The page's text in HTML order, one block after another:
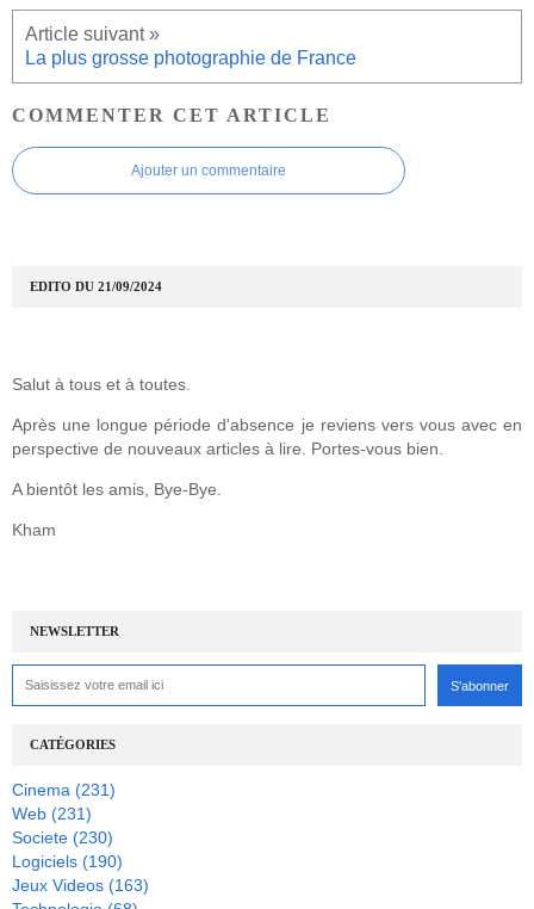
La plus grosse photographie de France
COMMENTER CET ARTICLE
Ajouter un commentaire
NEWSLETTER
CATÉGORIES
Cinema (231)
Web (231)
Societe (230)
Logiciels (190)
Jeux Videos (163)
EDITO DU 21/09/2024
Salut à tous et à toutes.
Après une longue période d'absence je reviens vers vous avec en
perspective de nouveaux articles à lire. Portes-vous bien.
A bientôt les amis, Bye-Bye.
Kham